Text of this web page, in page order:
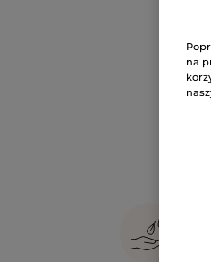
na